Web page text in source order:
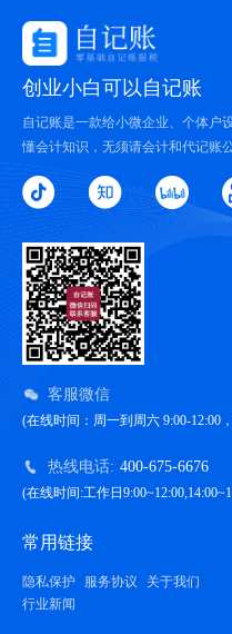
创业小白可以自记账
自记账是一款给小微企业、个体户
懂会计知识，无须请会计和代记账
客服微信
(在线时间：周一到周六 9:00-12:00
热线电话: 400-675-6676
(在线时间:工作日
常用链接
隐私保护 服务协议
关于我们
行业新闻